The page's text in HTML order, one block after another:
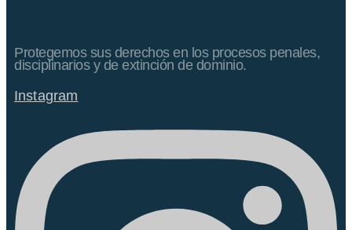
Protegemos sus derechos en los procesos penales,
disciplinarios y de extinción de dominio.
Instagram